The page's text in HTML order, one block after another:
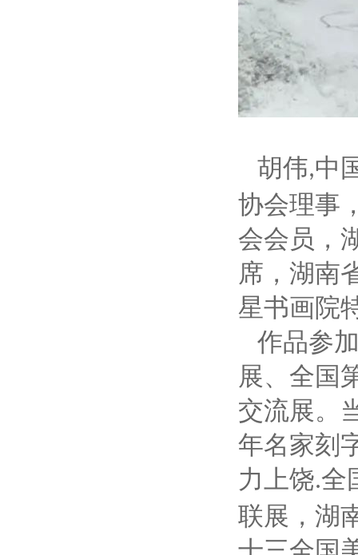
胡伟,中
协会理事
会会员，
席，湖南
星书画院
作品参
展、全国
交流展。
年名家刻
力上饶.全
联展，湖